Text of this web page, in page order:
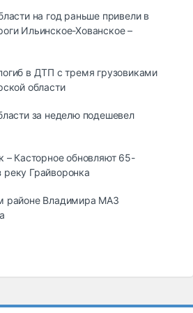
на год раньше привели в
Ильинское-Хованское –
в ДТП с тремя грузовиками
области
за неделю подешевел
– Касторное обновляют 65-
Грайворонка
районе Владимира МАЗ